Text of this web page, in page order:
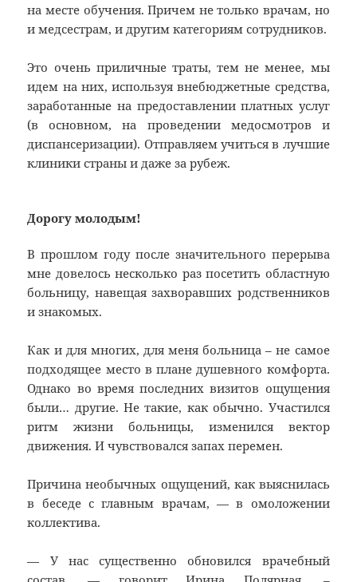
на месте обучения. Причем не только врачам, но
и медсестрам, и другим категориям сотрудников.
Это очень приличные траты, тем не менее, мы
идем на них, используя внебюджетные средства,
заработанные на предоставлении платных услуг
(в основном, на проведении медосмотров и
диспансеризации). Отправляем учиться в лучшие
клиники страны и даже за рубеж.
Дорогу молодым!
В прошлом году после значительного перерыва
мне довелось несколько раз посетить областную
больницу, навещая захворавших родственников
и знакомых.
Как и для многих, для меня больница – не самое
подходящее место в плане душевного комфорта.
Однако во время последних визитов ощущения
были… другие. Не такие, как обычно. Участился
ритм жизни больницы, изменился вектор
движения. И чувствовался запах перемен.
Причина необычных ощущений, как выяснилась
в беседе с главным врачам, — в омоложении
коллектива.
— У нас существенно обновился врачебный